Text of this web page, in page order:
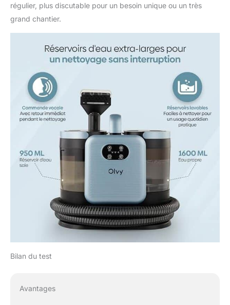
régulier, plus discutable pour un besoin unique ou un très
grand chantier.
Bilan du test
Avantages